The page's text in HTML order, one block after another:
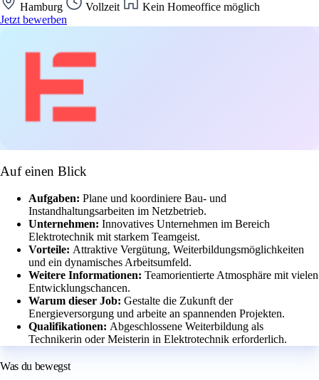
Hamburg Vollzeit
Kein Homeoffice möglich
Jetzt bewerben
Auf einen Blick
Aufgaben: Plane und koordiniere Bau- und
Instandhaltungsarbeiten im Netzbetrieb.
Unternehmen: Innovatives Unternehmen im Bereich
Elektrotechnik mit starkem Teamgeist.
Vorteile: Attraktive Vergütung, Weiterbildungsmöglichkeiten
und ein dynamisches Arbeitsumfeld.
Weitere Informationen: Teamorientierte Atmosphäre mit vielen
Entwicklungschancen.
Warum dieser Job: Gestalte die Zukunft der
Energieversorgung und arbeite an spannenden Projekten.
Qualifikationen: Abgeschlossene Weiterbildung als
Technikerin oder Meisterin in Elektrotechnik erforderlich.
Was du bewegst